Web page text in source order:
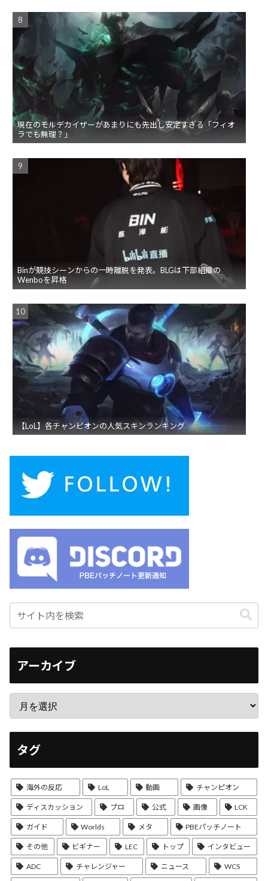
現在のモルデカイザーがあまりにも先出し安定すぎる「フィオ
ラでも無理？」
Binが競技シーンからの一時離脱を発表。BLGは下部組織の
Wenboを昇格
【LoL】各チャンピオンの人気スキンランキング
アーカイブ
タグ
海外の反応 LoL 動画 チャンピオン
ディスカッション プロ 公式 画像 LCK
ガイド Worlds メタ PBEパッチノート
その他 ビギナー LEC トップ インタビュー
ADC チャレンジャー ニュース WCS